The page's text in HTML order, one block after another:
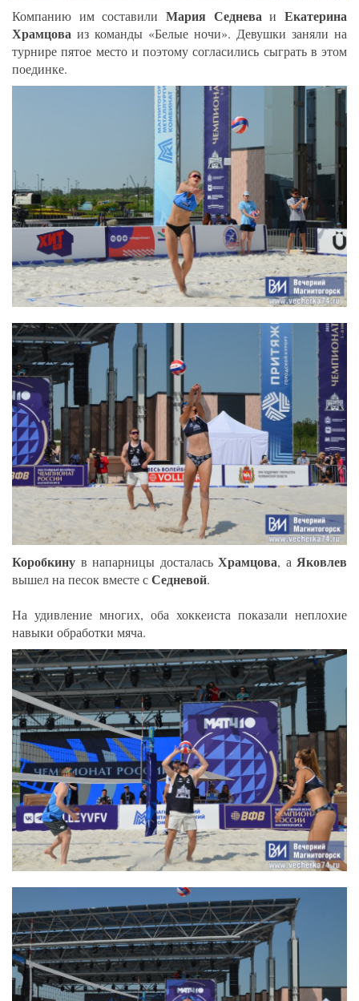
Компанию им составили Мария Седнева иЕкатерина
Храмцова из команды «Белые ночи». Девушки заняли на
турнире пятое место и поэтому согласились сыграть в этом
поединке.
Коробкину в напарницы досталась Храмцова, а Яковлев
вышел на песок вместе сСедневой.
На удивление многих, оба хоккеиста показали неплохие
навыки обработки мяча.